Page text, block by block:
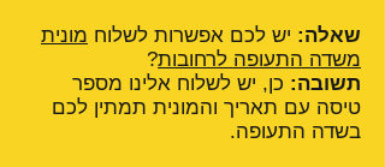
שאלה: יש לכם אפשרות לשלוח מונית
משדה התעופה לרחובות?
תשובה: כן, יש לשלוח אלינו מספר
טיסה עם תאריך והמונית תמתין לכם
בשדה התעופה.